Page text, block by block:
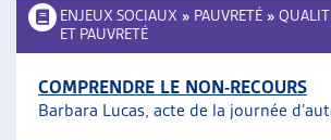
ENJEUX SOCIAUX » PAUVRETÉ »
ET PAUVRETÉ
COMPRENDRE LE NON-RECOURS
Barbara Lucas, acte de la journée